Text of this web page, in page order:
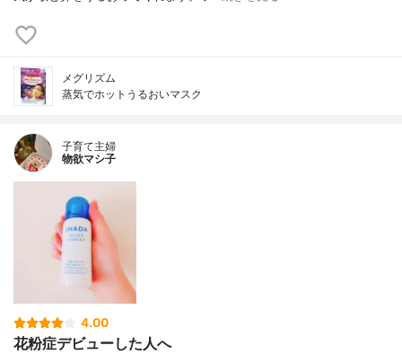
メグリズム
蒸気でホットうるおいマスク
子育て主婦
物欲マシ子
4.00
花粉症デビューした人へ